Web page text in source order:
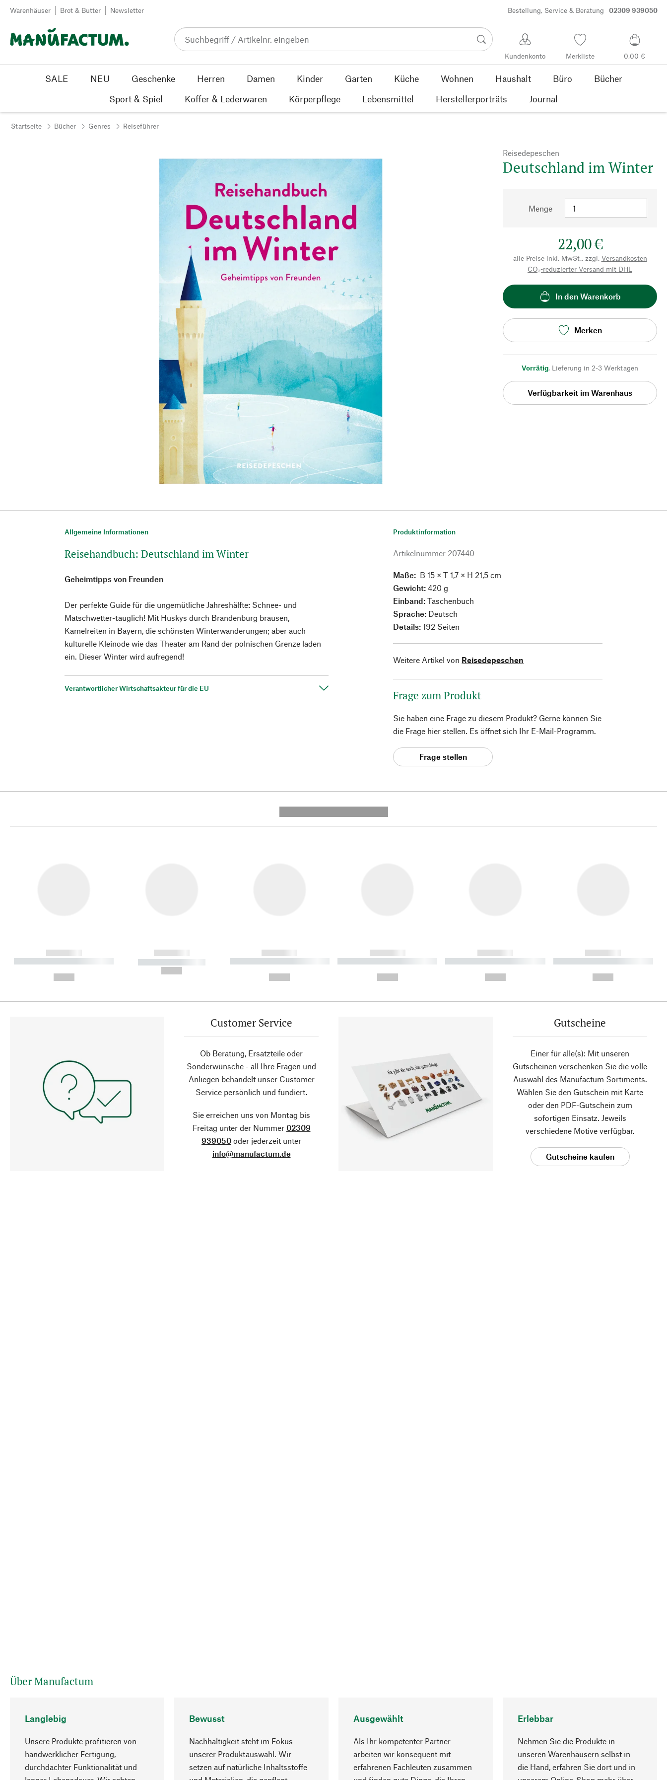
Zum Inhalt springen
Warenhäuser Brot & Butter Newsletter Bestellung, Service & Beratung 02309 939050
Kundenkonto Merkliste 0,00 €
SALE NEU Geschenke Herren Damen Kinder Garten Küche Wohnen Haushalt Büro
Bücher
Sport & Spiel
Koffer & Lederwaren Körperpflege Lebensmittel Herstellerporträts Journal
Startseite Bücher Genres Reiseführer
Reisedepeschen
Deutschland im Winter
Menge
22,00 €
alle Preise inkl. MwSt., zzgl. Versandkosten
CO₂-reduzierter Versand mit DHL
In den Warenkorb
Merken
Vorrätig, Lieferung in 2-3 Werktagen
Verfügbarkeit im Warenhaus
Allgemeine Informationen
Reisehandbuch: Deutschland im Winter
Geheimtipps von Freunden
Der perfekte Guide für die ungemütliche Jahreshälfte: Schnee- und
Matschwetter-tauglich! Mit Huskys durch Brandenburg brausen,
Kamelreiten in Bayern, die schönsten Winterwanderungen; aber auch
kulturelle Kleinode wie das Theater am Rand der polnischen Grenze laden
ein. Dieser Winter wird aufregend!
Verantwortlicher Wirtschaftsakteur für die EU
Produktinformation
Artikelnummer 207440
Maße: B 15 × T 1,7 × H 21,5 cm
Gewicht:420 g
Einband: Taschenbuch
Sprache: Deutsch
Details:192 Seiten
Weitere Artikel von Reisedepeschen
Frage zum Produkt
Sie haben eine Frage zu diesem Produkt? Gerne können Sie
die Frage hier stellen. Es öffnet sich Ihr E-Mail-Programm.
Frage stellen
------------
----------- ----------- ----------
------------
----------- -----------
------------
----------- ----------- ----------
------------
----------- ----------- ----------
------------
----------- ----------- ----------
------------
----------- ----------- ----------
Customer Service
Ob Beratung, Ersatzteile oder
Sonderwünsche - all Ihre Fragen und
Anliegen behandelt unser Customer
Service persönlich und fundiert.
Sie erreichen uns von Montag bis
Freitag unter der Nummer 02309
939050 oder jederzeit unter
info@manufactum.de
Gutscheine
Einer für alle(s): Mit unseren
Gutscheinen verschenken Sie die volle
Auswahl des Manufactum Sortiments.
Wählen Sie den Gutschein mit Karte
oder den PDF-Gutschein zum
sofortigen Einsatz. Jeweils
verschiedene Motive verfügbar.
Gutscheine kaufen
Über Manufactum
Langlebig
Unsere Produkte profitieren von
handwerklicher Fertigung,
durchdachter Funktionalität und
Bewusst
Nachhaltigkeit steht im Fokus
unserer Produktauswahl. Wir
setzen auf natürliche Inhaltsstoffe
Ausgewählt
Als Ihr kompetenter Partner
arbeiten wir konsequent mit
erfahrenen Fachleuten zusammen
Erlebbar
Nehmen Sie die Produkte in
unseren Warenhäusern selbst in
die Hand, erfahren Sie dort und in